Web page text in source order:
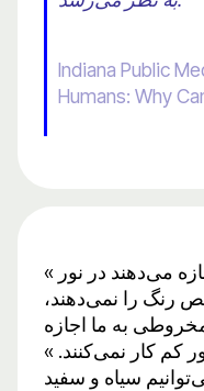
Indiana Public
Humans: Why
« سلول‌های میله‌ای به ما اجازه می‌دهند در نور
رنگ را نمی‌دهند،
به ما اجازه
کم کار نمی‌کنند. »
سیاه و سفید